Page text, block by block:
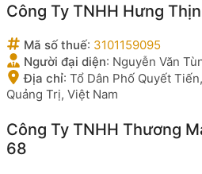
Công Ty TNHH Hưng
Mã số thuế: 3101159095
Người đại diện: Nguyễn Văn
Địa chỉ: Tổ Dân Phố Quyết
Quảng Trị, Việt Nam
Công Ty TNHH Thương
68